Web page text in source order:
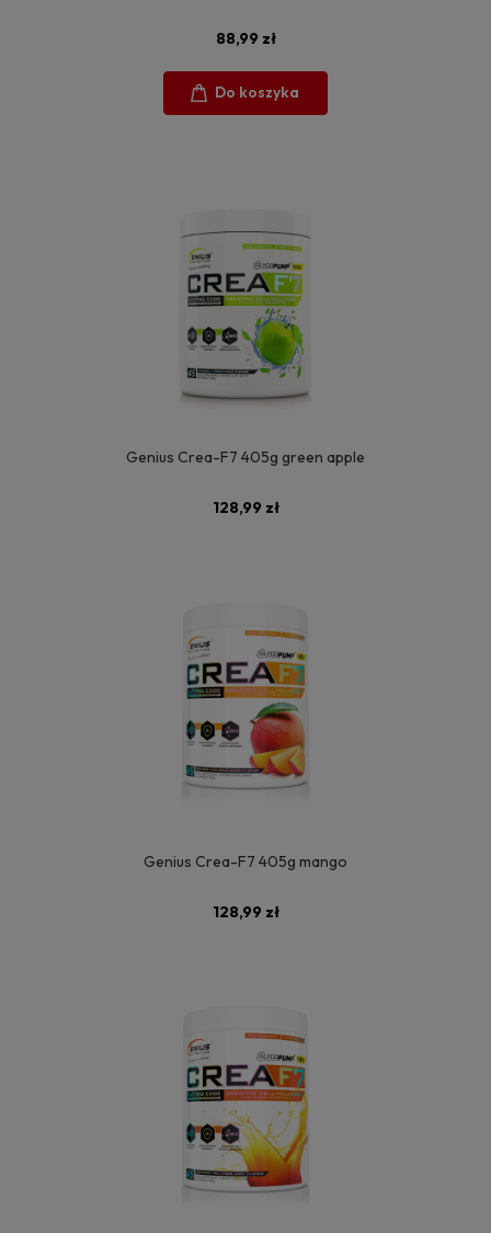
88,99 zł
Do koszyka
Genius Crea-F7 405g green apple
128,99 zł
Genius Crea-F7 405g mango
128,99 zł